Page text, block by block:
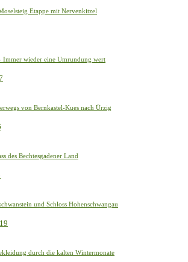
Etappe mit Nervenkitzel
Immer wieder eine Umrundung wert
von Bernkastel-Kues nach Ürzig
des Bechtesgadener Land
und Schloss Hohenschwangau
durch die kalten Wintermonate